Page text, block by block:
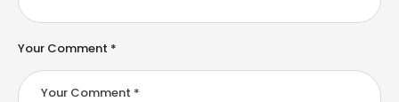
Your Comment *